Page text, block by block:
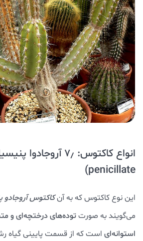
penicillate)
این نوع کاکتوس که به آنکاکتوس آروجادو
می‌گویند به صورتتوده‌های درختچه‌ای و
استوانه‌ای است که از قسمت پایینی گیاه